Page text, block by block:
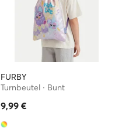
FURBY
Turnbeutel · Bunt
9,99 €